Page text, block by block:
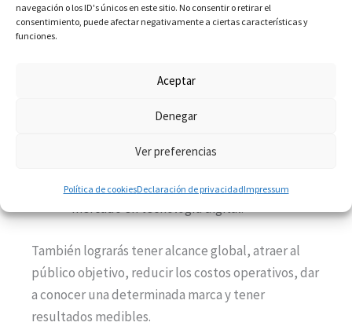
navegación o los ID's únicos en este sitio. No consentir o retirar el
consentimiento, puede afectar negativamente a ciertas características y
funciones.
Aceptar
Denegar
Ver preferencias
Política de cookiesDeclaración de privacidadImpressum
Gestión de equipos.Tendrás una visión
global de todos los departamentos de la
coordinar diferentes departamentos y
Herramientas de mercado en línea
publicidad y todas las innovaciones del
mercado en tecnología digital.
También lograrás tener alcance global, atraer al
público objetivo, reducir los costos operativos, dar
a conocer una determinada marca y tener
resultados medibles.